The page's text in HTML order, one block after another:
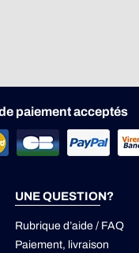
paiement acceptés
UNE QUESTION?
Rubrique d’aide / FAQ
Paiement, livraison